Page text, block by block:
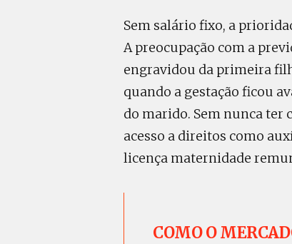
Sem salário fixo, a
A preocupação com a
engravidou da primeira
quando a gestação ficou
do marido. Sem nunca ter
acesso a direitos como
licença maternidade
COMO O